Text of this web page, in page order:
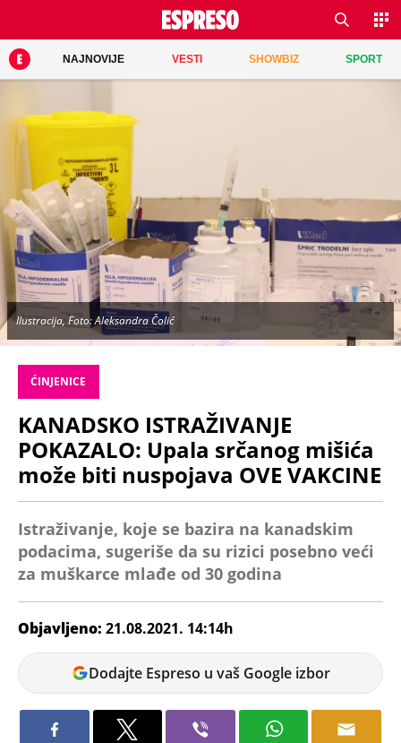
NAJNOVIJE VESTI SHOWBIZ SPORT
Ilustracija, Foto: Aleksandra Čolić
ĆINJENICE
KANADSKO ISTRAŽIVANJE
POKAZALO: Upala srčanog mišića
može biti nuspojava OVE VAKCINE
Istraživanje, koje se bazira na kanadskim
podacima, sugeriše da su rizici posebno veći
za muškarce mlađe od 30 godina
Objavljeno: 21.08.2021. 14:14h
Dušanka
Dodajte Espreso u vaš Google izbor